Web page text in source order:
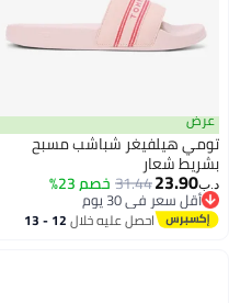
عرض
تومي هيلفيغر شباشب مسبح
بشريط شعار
د.ب‏23.90
31.44خصم 23%
أقل سعر في 30 يوم
أقل سعر في 30 يوماحصل عليه خلال 12 - 13